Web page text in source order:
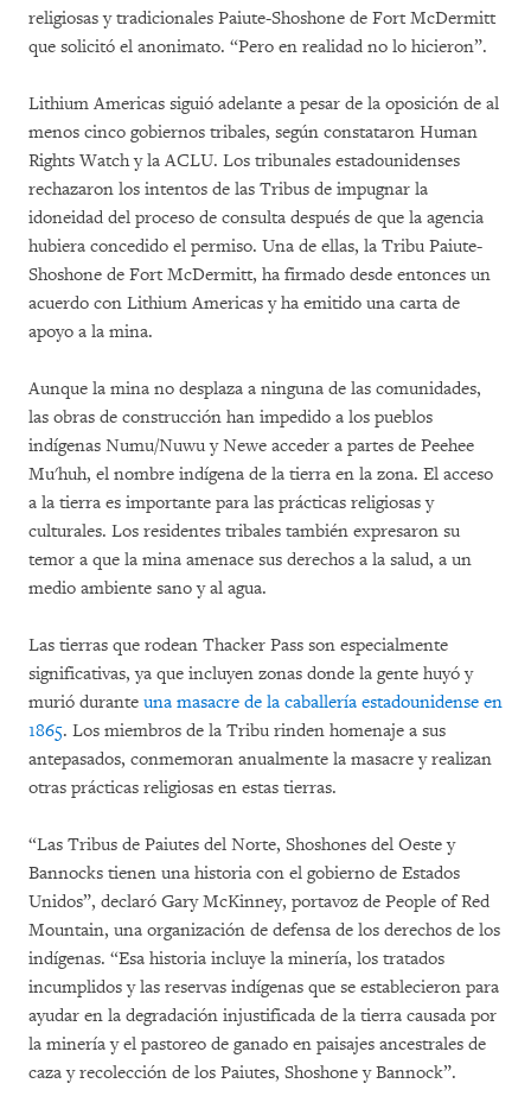
religiosas y tradicionales Paiute-Shoshone de Fort McDermitt
que solicitó el anonimato. “Pero en realidad no lo hicieron”.
Lithium Americas siguió adelante a pesar de la oposición de al
menos cinco gobiernos tribales, según constataron Human
Rights Watch y la ACLU. Los tribunales estadounidenses
rechazaron los intentos de las Tribus de impugnar la
idoneidad del proceso de consulta después de que la agencia
hubiera concedido el permiso. Una de ellas, la Tribu Paiute-
Shoshone de Fort McDermitt, ha firmado desde entonces un
acuerdo con Lithium Americas y ha emitido una carta de
apoyo a la mina.
Aunque la mina no desplaza a ninguna de las comunidades,
las obras de construcción han impedido a los pueblos
indígenas Numu/Nuwu y Newe acceder a partes de Peehee
Mu'huh, el nombre indígena de la tierra en la zona. El acceso
a la tierra es importante para las prácticas religiosas y
culturales. Los residentes tribales también expresaron su
temor a que la mina amenace sus derechos a la salud, a un
medio ambiente sano y al agua.
Las tierras que rodean Thacker Pass son especialmente
significativas, ya que incluyen zonas donde la gente huyó y
murió durante una masacre de la caballería estadounidense en
1865. Los miembros de la Tribu rinden homenaje a sus
antepasados, conmemoran anualmente la masacre y realizan
otras prácticas religiosas en estas tierras.
“Las Tribus de Paiutes del Norte, Shoshones del Oeste y
Bannocks tienen una historia con el gobierno de Estados
Unidos”, declaró Gary McKinney, portavoz de People of Red
Mountain, una organización de defensa de los derechos de los
indígenas. “Esa historia incluye la minería, los tratados
incumplidos y las reservas indígenas que se establecieron para
ayudar en la degradación injustificada de la tierra causada por
la minería y el pastoreo de ganado en paisajes ancestrales de
caza y recolección de los Paiutes, Shoshone y Bannock”.